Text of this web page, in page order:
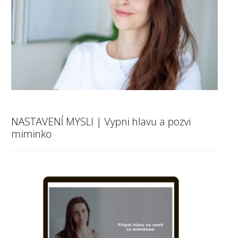
NASTAVENÍ MYSLI | Vypni hlavu a pozvi
miminko